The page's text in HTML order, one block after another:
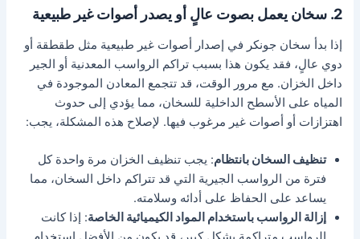
2. سخان يعمل بصوت عالٍ أو يصدر أصوات غير طبيعية
إذا بدأ سخان جونكر في إصدار أصوات غير طبيعية مثل طقطقة أو
دوي عالٍ، فقد يكون هذا بسبب تراكم الرواسب المعدنية أو الجير
داخل الخزان. مع مرور الوقت، قد تتجمع المعادن الموجودة في
المياه على الأسطح الداخلية للسخان، مما يؤدي إلى حدوث
اهتزازات أو أصوات غير مرغوب فيها. لإصلاح هذه المشكلة، يجب:
تنظيف السخان بانتظام: يجب تنظيف الخزان مرة واحدة كل
فترة من الرواسب الجيرية التي قد تتراكم داخل السخان، مما
يساعد على الحفاظ على أدائه وسلامته.
إزالة الرواسب باستخدام المواد الكيميائية الخاصة: إذا كانت